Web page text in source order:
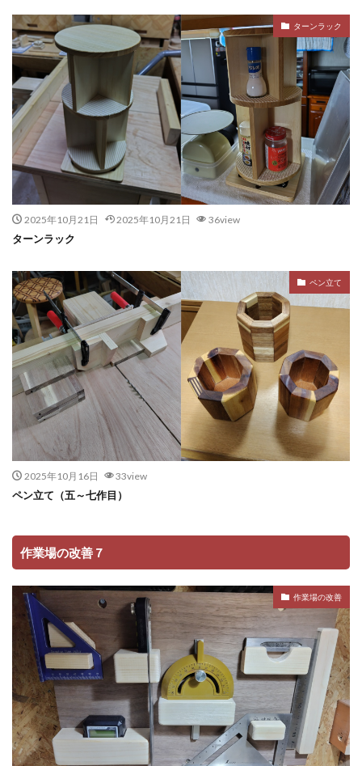
ターンラック
2025年10月21日 2025年10月21日 36view
ターンラック
ペン立て
2025年10月16日 33view
ペン立て（五～七作目）
作業場の改善７
作業場の改善